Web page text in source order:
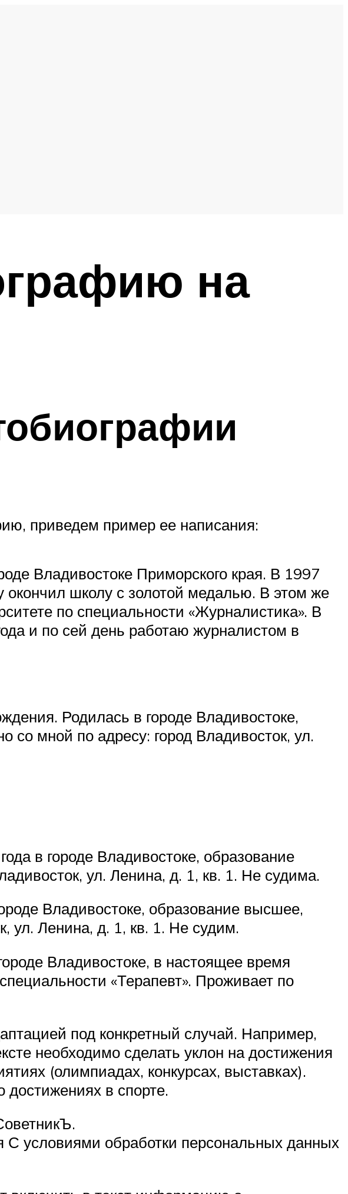
на
приведем пример ее написания:
Владивостоке Приморского края. В 1997
школу с золотой медалью. В этом же
по специальности «Журналистика». В
и по сей день работаю журналистом в
Родилась в городе Владивостоке,
мной по адресу: город Владивосток, ул.
в городе Владивостоке, образование
ул. Ленина, д. 1, кв. 1. Не судима.
Владивостоке, образование высшее,
ул. Ленина, д. 1, кв. 1. Не судим.
Владивостоке, в настоящее время
«Терапевт». Проживает по
под конкретный случай. Например,
необходимо сделать уклон на достижения
(олимпиадах, конкурсах, выставках).
достижениях в спорте.
С условиями обработки персональных данных